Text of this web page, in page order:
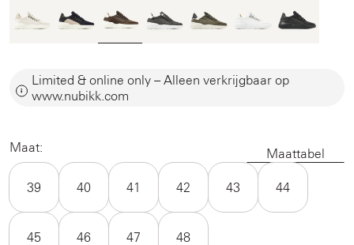
Limited & online only – Alleen verkrijgbaar op
www.nubikk.com
Maat: Maattabel
39 40 41 42 43 44
45 46 47 48